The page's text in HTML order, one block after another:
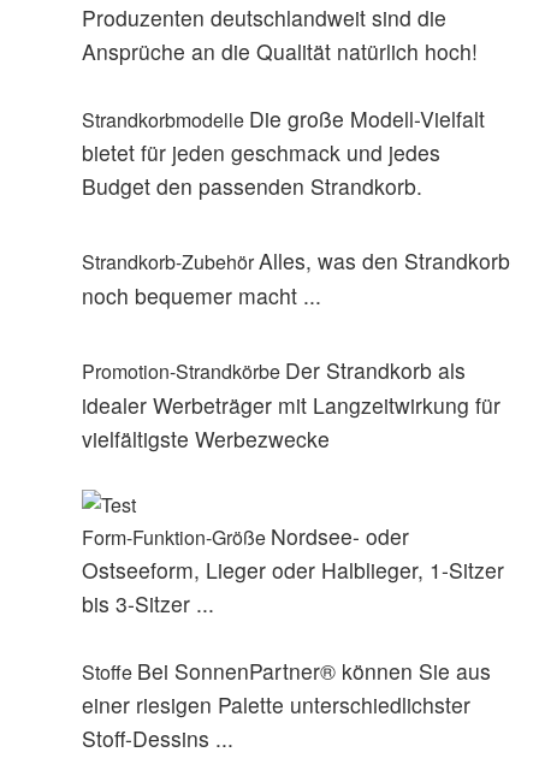
Produzenten deutschlandweit sind die
Ansprüche an die Qualität natürlich hoch!
Strandkorbmodelle Die große Modell-Vielfalt
bietet für jeden geschmack und jedes
Budget den passenden Strandkorb.
Strandkorb-ZubehörAlles, was den Strandkorb
noch bequemer macht ...
Promotion-Strandkörbe Der Strandkorb als
idealer Werbeträger mit Langzeitwirkung für
vielfältigste Werbezwecke
Form-Funktion-Größe Nordsee- oder
Ostseeform, Lieger oder Halblieger, 1-Sitzer
bis 3-Sitzer ...
Stoffe Bei SonnenPartner® können Sie aus
einer riesigen Palette unterschiedlichster
Stoff-Dessins ...